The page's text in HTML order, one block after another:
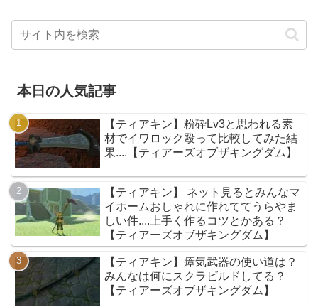
本日の人気記事
【ティアキン】粉砕Lv3と思われる素
材でイワロック殴って比較してみた結
果....【ティアーズオブザキングダム】
【ティアキン】 ネット見るとみんなマ
イホームおしゃれに作れててうらやま
しい件....上手く作るコツとかある？
【ティアーズオブザキングダム】
【ティアキン】瘴気武器の使い道は？
みんなは何にスクラビルドしてる？
【ティアーズオブザキングダム】